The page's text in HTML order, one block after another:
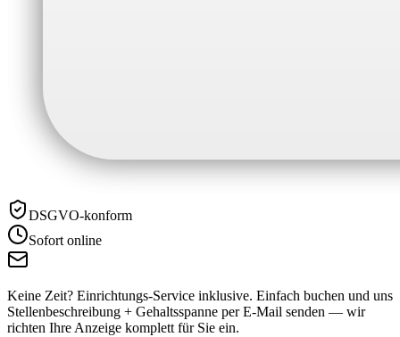
DSGVO-konform
Sofort online
Keine Zeit? Einrichtungs-Service inklusive. Einfach buchen und uns
Stellenbeschreibung + Gehaltsspanne per E-Mail senden — wir
richten Ihre Anzeige komplett für Sie ein.